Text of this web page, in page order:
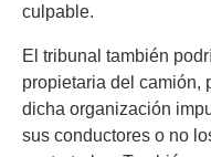
culpable.
El tribunal también
propietaria del camión,
dicha organización
sus conductores o no